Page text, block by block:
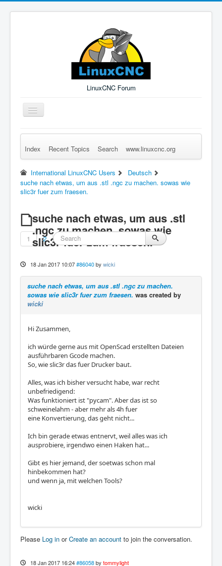
LinuxCNC Forum
Toggle
Navigation
Remember Me Log in Forgot Login? Sign up
Index Recent Topics Search www.linuxcnc.org
International LinuxCNC Users
Deutsch
suche nach etwas, um aus .stl .ngc zu machen. sowas wie
slic3r fuer zum fraesen.
suche nach etwas, um aus .stl
.ngc zu machen. sowas wie
slic3r fuer zum fraesen.
1 2
18 Jan 2017 10:07 #86040 by wicki
suche nach etwas, um aus .stl .ngc zu machen.
sowas wie slic3r fuer zum fraesen. was created by
wicki
Hi Zusammen,
ich würde gerne aus mit OpenScad erstellten Dateien
ausführbaren Gcode machen.
So, wie slic3r das fuer Drucker baut.
Alles, was ich bisher versucht habe, war recht
unbefriedigend:
Was funktioniert ist "pycam". Aber das ist so
schweinelahm - aber mehr als 4h fuer
eine Konvertierung, das geht nicht...
Ich bin gerade etwas entnervt, weil alles was ich
ausprobiere, irgendwo einen Haken hat...
Gibt es hier jemand, der soetwas schon mal
hinbekommen hat?
und wenn ja, mit welchen Tools?
wicki
Please Log in orCreate an account to join the conversation.
18 Jan 2017 16:24 #86058 by tommylight